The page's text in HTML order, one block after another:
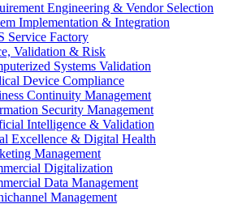
Engineering & Vendor Selection
Implementation & Integration
Service Factory
Validation & Risk
Systems Validation
Device Compliance
Continuity Management
Security Management
Intelligence & Validation
Excellence & Digital Health
Management
Digitalization
Data Management
Management